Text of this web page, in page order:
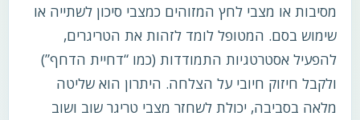
מסיבות או מצבי לחץ המזוהים כמצבי סיכון לשתייה או
שימוש בסם. המטופל לומד לזהות את הטריגרים,
להפעיל אסטרטגיות התמודדות (כמו “דחיית הדחף”)
ולקבל חיזוק חיובי על הצלחה. היתרון הוא שליטה
מלאה בסביבה, יכולת לשחזר מצבי טריגר שוב ושוב